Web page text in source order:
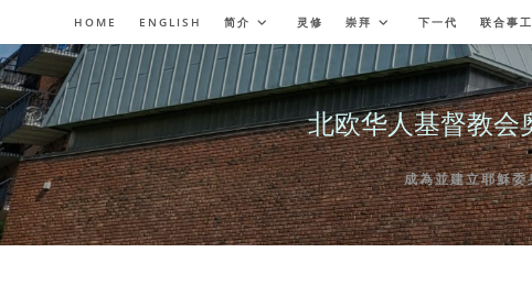
to
content
HOME ENGLISH 简介 灵修 崇拜 下一代 联合事工
北欧华人基督教
成為並建立耶穌